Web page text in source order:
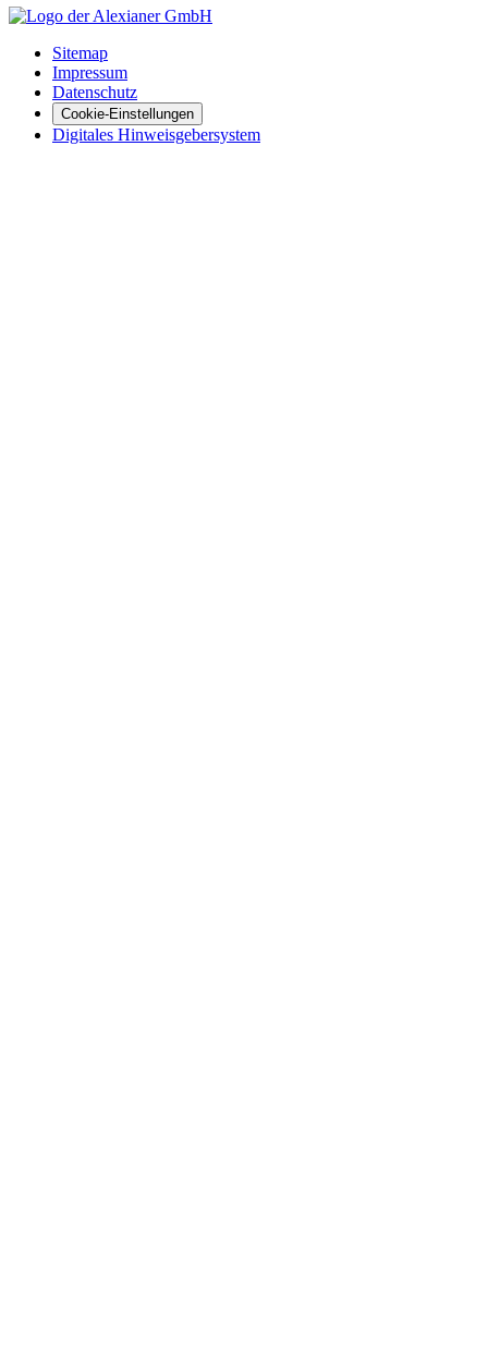
Sitemap
Impressum
Datenschutz
Cookie-Einstellungen
Digitales Hinweisgebersystem